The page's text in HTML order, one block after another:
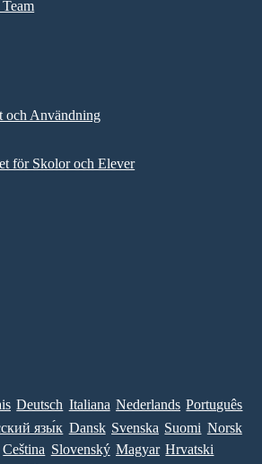
och Användning
för Skolor och Elever
Deutsch Italiana Nederlands Português
язы́к Dansk Svenska Suomi Norsk
Ceština Slovenský Magyar Hrvatski